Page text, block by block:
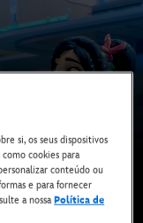
si, os seus dispositivos
cookies para
conteúdo ou
e para fornecer
a nossaPolítica de